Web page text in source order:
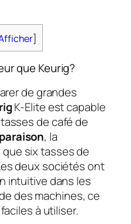
]
que Keurig?
de grandes
K-Elite est capable
de café de
, la
six tasses de
deux sociétés ont
intuitive dans les
des machines, ce
à utiliser.